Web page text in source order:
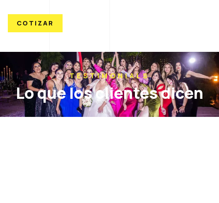
COTIZAR
TESTIMONIALS
Lo que los clientes dicen